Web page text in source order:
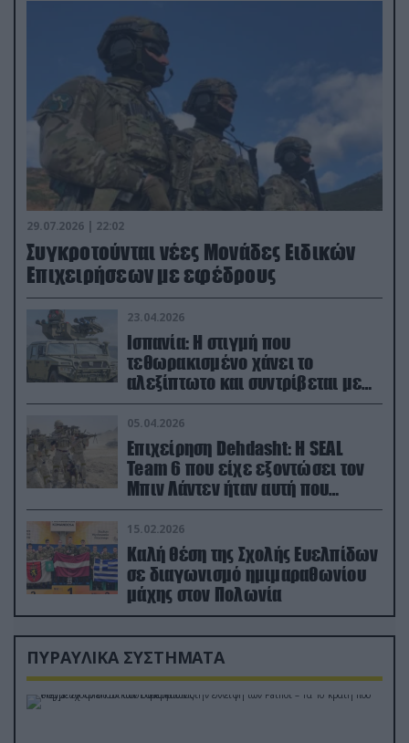
29.07.2026 | 22:02
Συγκροτούνται νέες Μονάδες Ειδικών
Επιχειρήσεων με εφέδρους
23.04.2026
Ισπανία: Η στιγμή που
τεθωρακισμένο χάνει το
αλεξίπτωτο και συντρίβεται με
ορμή στο έδαφος (βίντεο)
05.04.2026
Επιχείρηση Dehdasht: Η SEAL
Team 6 που είχε εξοντώσει τον
Μπιν Λάντεν ήταν αυτή που
διέσωσε τον πιλότο του F-15
15.02.2026
Καλή θέση της Σχολής Ευελπίδων
σε διαγωνισμό ημιμαραθωνίου
μάχης στον Πολωνία
ΠΥΡΑΥΛΙΚΑ ΣΥΣΤΗΜΑΤΑ